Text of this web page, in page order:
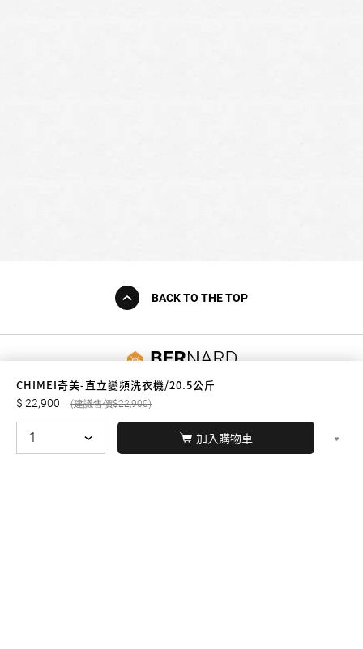
CHIMEI奇美-直立變頻洗衣機/20.5公斤
22,900 22,900
加入購物車
BACK TO THE TOP
友誠購物
© BERNARD 2021 WEBDESIGN